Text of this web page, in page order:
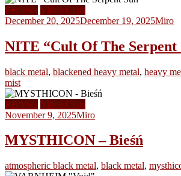
Reviews Video Clips
December 20, 2025December 19, 2025Miro
NITE “Cult Of The Serpent
black metal, blackened heavy metal, heavy
mist
Reviews Video Clips
November 9, 2025Miro
MYSTHICON – Bieśń
atmospheric black metal, black metal,